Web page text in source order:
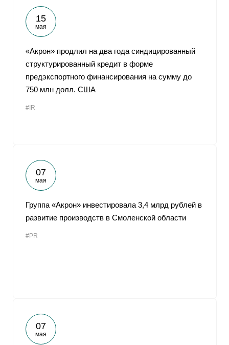
15
мая
«Акрон» продлил на два года синдицированный
структурированный кредит в форме
предэкспортного финансирования на сумму до
750 млн долл. США
#IR
07
мая
Группа «Акрон» инвестировала 3,4 млрд рублей в
развитие производств в Смоленской области
#PR
07
мая